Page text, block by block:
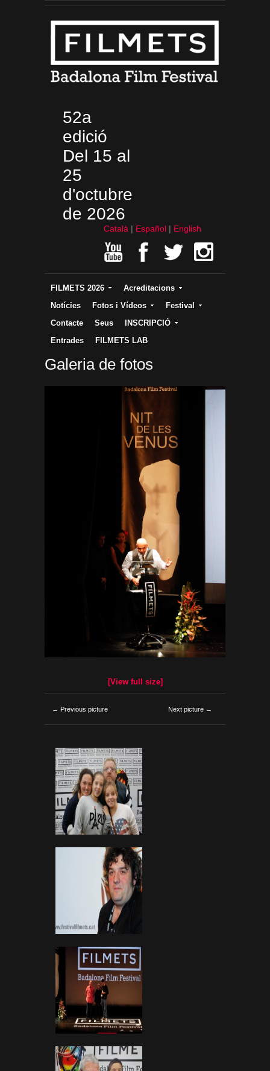
52a
edició
Del 15 al
25
d'octubre
de 2026
Català Español English
FILMETS 2026
Acreditacions
Notícies
Fotos i Vídeos
Festival
Contacte
Seus
INSCRIPCIÓ
Entrades
FILMETS LAB
Galeria de fotos
[View full size]
← Previous picture Next picture →